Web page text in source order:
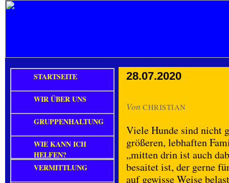
28.07.2020
Von CHRISTIAN
Viele Hunde sind nicht
größeren, lebhaften
„mitten drin ist auch
besaitet ist, der gerne
auf gewisse Weise
STARTSEITE
WIR ÜBER UNS
GRUPPENHALTUNG
WIE KANN ICH
HELFEN?
VERMITTLUNG